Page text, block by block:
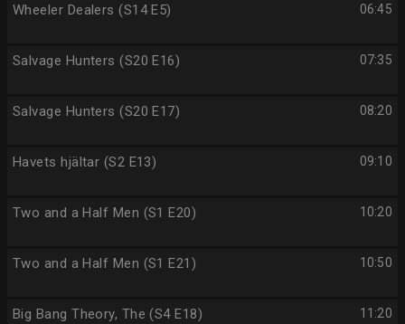
06:45
Wheeler Dealers (S14 E5)
07:35
Salvage Hunters (S20 E16)
08:20
Salvage Hunters (S20 E17)
09:10
Havets hjältar (S2 E13)
10:20
Two and a Half Men (S1 E20)
10:50
Two and a Half Men (S1 E21)
11:20
Big Bang Theory, The (S4 E18)